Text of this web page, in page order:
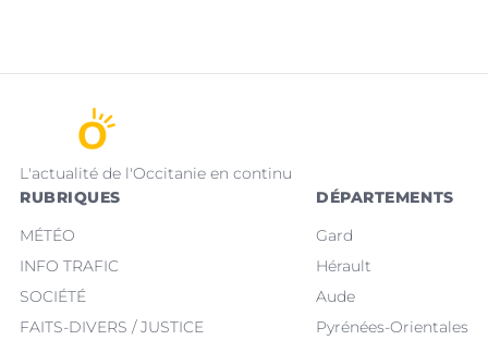
L'actualité de l'Occitanie en continu
RUBRIQUES
MÉTÉO
INFO TRAFIC
SOCIÉTÉ
FAITS-DIVERS / JUSTICE
DÉPARTEMENTS
Gard
Hérault
Aude
Pyrénées-Orientales